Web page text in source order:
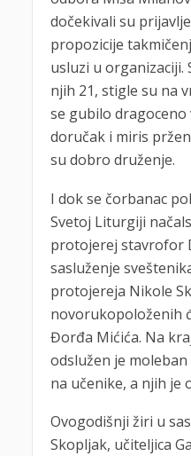
dočekivali su
propozicije
usluzi u organizaciji.
njih 21, stigle su na
se gubilo dragoceno
doručak i miris
su dobro druženje.
I dok se čorbanac
Svetoj Liturgiji
protojerej stavrofor
sasluženje
protojereja Nikole
novorukopoloženih
Đorđa Mićića. Na
odslužen je
na učenike, a njih je
Ovogodišnji žiri u
Skopljak, učiteljica